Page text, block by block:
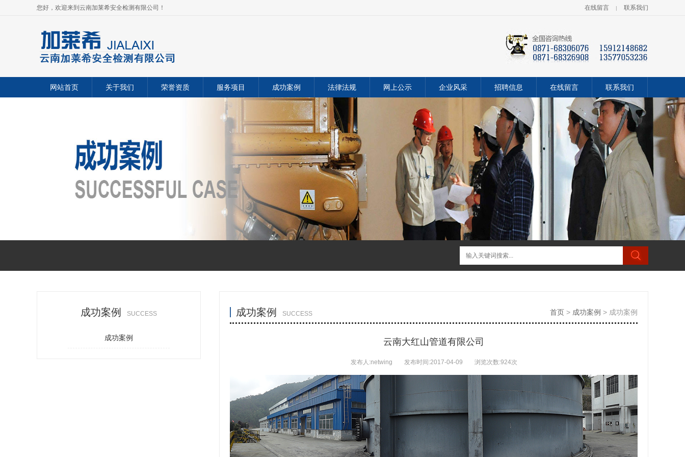
您好，欢迎来到云南加莱希安全检测有限公司！ 在线留言 | 联系我们
网站首页 关于我们 荣誉资质 服务项目 成功案例 法律法规 网上公示 企业风采 招聘信息 在线留言 联系我们
成功案例 SUCCESS
成功案例
成功案例 SUCCESS 首页 > 成功案例 > 成功案例
云南大红山管道有限公司
发布人:netwing 发布时间:2017-04-09 浏览次数:924次